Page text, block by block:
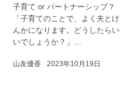
子育て or パートナーシップ？
「子育てのことで、よく夫とけ
んかになります。どうしたらい
いでしょうか？」…
山友優香 2023年10月19日